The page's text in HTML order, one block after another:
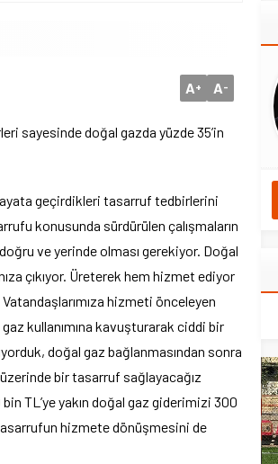
A+ A-
sayesinde doğal gazda yüzde 35’in
geçirdikleri tasarruf tedbirlerini
konusunda sürdürülen çalışmaların
ve yerinde olması gerekiyor. Doğal
çıkıyor. Üreterek hem hizmet ediyor
hizmeti önceleyen
kullanımına kavuşturarak ciddi bir
doğal gaz bağlanmasından sonra
bir tasarruf sağlayacağız
TL’ye yakın doğal gaz giderimizi 300
hizmete dönüşmesini de